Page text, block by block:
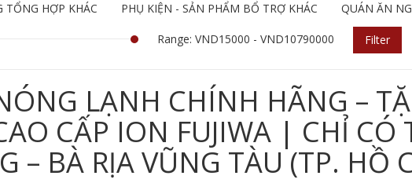
TỔNG HỢP KHÁC PHỤ KIỆN - SẢN PHẨM BỔ TRỢ KHÁC QUÁN ĂN
Range: VND15000 - VND10790000 Filter
LẠNH CHÍNH HÃNG –
CẤP ION FUJIWA | CHỈ CÓ
– BÀ RỊA VŨNG TÀU (TP. HỒ